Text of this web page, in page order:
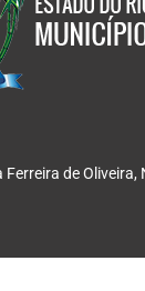
de Oliveira,